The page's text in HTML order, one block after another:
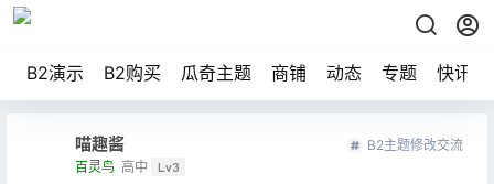
B2演示 B2购买 瓜奇主题 商铺 动态 专题 快讯
喵趣酱
百灵鸟 高中 Lv3
B2主题修改交流